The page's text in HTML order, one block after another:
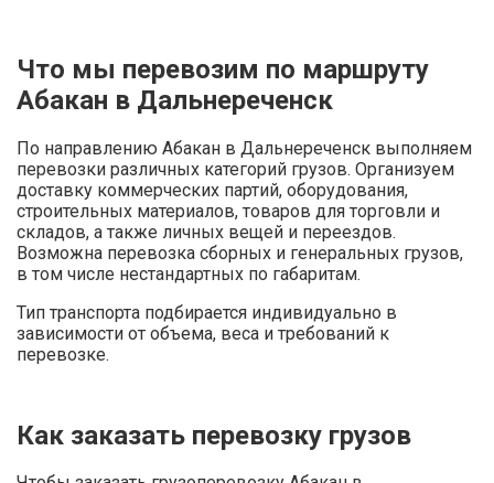
Что мы перевозим по маршруту
Абакан в Дальнереченск
По направлению Абакан в Дальнереченск выполняем
перевозки различных категорий грузов. Организуем
доставку коммерческих партий, оборудования,
строительных материалов, товаров для торговли и
складов, а также личных вещей и переездов.
Возможна перевозка сборных и генеральных грузов,
в том числе нестандартных по габаритам.
Тип транспорта подбирается индивидуально в
зависимости от объема, веса и требований к
перевозке.
Как заказать перевозку грузов